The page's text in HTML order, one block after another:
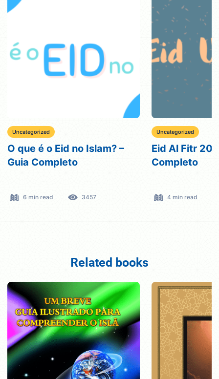
Uncategorized
O que é o Eid no Islam? –
Guia Completo
6 min read 3457
Uncategorized
Eid Al Fitr
Completo
4 min read
Related books